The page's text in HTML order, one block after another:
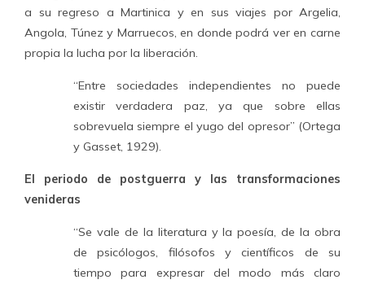
a su regreso a Martinica y en sus viajes por Argelia,
Angola, Túnez y Marruecos, en donde podrá ver en carne
propia la lucha por la liberación.
“Entre sociedades independientes no puede
existir verdadera paz, ya que sobre ellas
sobrevuela siempre el yugo del opresor” (Ortega
y Gasset, 1929).
El periodo de postguerra y las transformaciones
venideras
“Se vale de la literatura y la poesía, de la obra
de psicólogos, filósofos y científicos de su
tiempo para expresar del modo más claro